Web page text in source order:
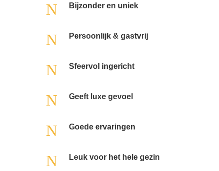
N Bijzonder en uniek
N Persoonlijk & gastvrij
N Sfeervol ingericht
N Geeft luxe gevoel
N Goede ervaringen
N Leuk voor het hele gezin